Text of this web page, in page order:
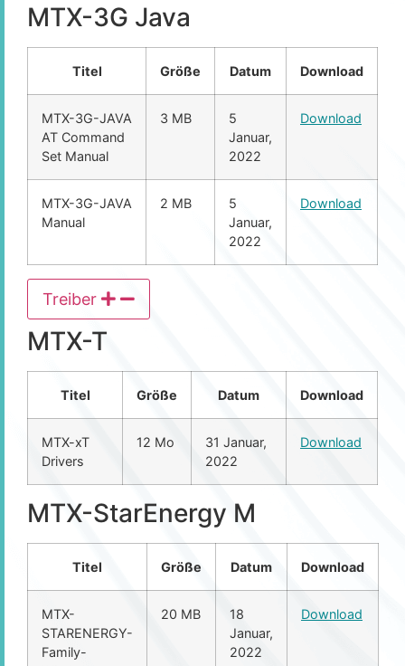
MTX-3G Java
Titel Größe Datum Download
MTX-3G-JAVA
AT Command
Set Manual
3 MB
5
Januar,
2022
Download
MTX-3G-JAVA
Manual
2 MB
5
Januar,
2022
Download
Treiber
MTX-T
Titel Größe Datum Download
MTX-xT
Drivers
12 Mo
31 Januar,
2022
Download
MTX-StarEnergy M
Titel Größe Datum Download
MTX-
STARENERGY-
Family-
20 MB
18
Januar,
2022
Download